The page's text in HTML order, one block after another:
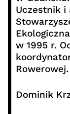
Uczestnik i
w 1995 r.
Rowerowej.
Dominik